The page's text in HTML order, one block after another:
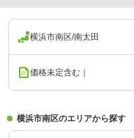
横浜市南区/南太田
価格未定含む｜
横浜市南区のエリアから探す